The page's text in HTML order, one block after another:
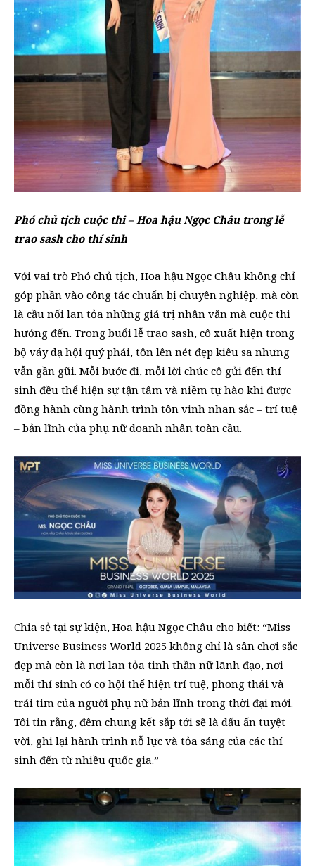
Phó chủ tịch cuộc thi – Hoa hậu Ngọc Châu trong lễ
trao sash cho thí sinh
Với vai trò Phó chủ tịch, Hoa hậu Ngọc Châu không chỉ
góp phần vào công tác chuẩn bị chuyên nghiệp, mà còn
là cầu nối lan tỏa những giá trị nhân văn mà cuộc thi
hướng đến. Trong buổi lễ trao sash, cô xuất hiện trong
bộ váy dạ hội quý phái, tôn lên nét đẹp kiêu sa nhưng
vẫn gần gũi. Mỗi bước đi, mỗi lời chúc cô gửi đến thí
sinh đều thể hiện sự tận tâm và niềm tự hào khi được
đồng hành cùng hành trình tôn vinh nhan sắc – trí tuệ
– bản lĩnh của phụ nữ doanh nhân toàn cầu.
Chia sẻ tại sự kiện, Hoa hậu Ngọc Châu cho biết: “Miss
Universe Business World 2025 không chỉ là sân chơi sắc
đẹp mà còn là nơi lan tỏa tinh thần nữ lãnh đạo, nơi
mỗi thí sinh có cơ hội thể hiện trí tuệ, phong thái và
trái tim của người phụ nữ bản lĩnh trong thời đại mới.
Tôi tin rằng, đêm chung kết sắp tới sẽ là dấu ấn tuyệt
vời, ghi lại hành trình nỗ lực và tỏa sáng của các thí
sinh đến từ nhiều quốc gia.”